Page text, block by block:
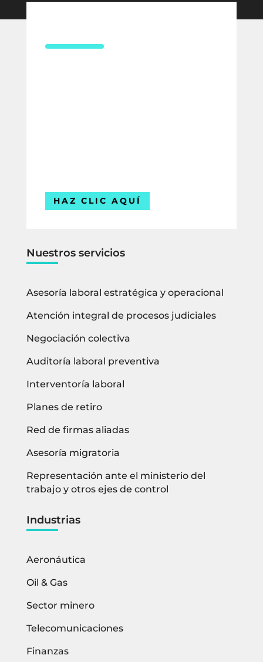
HAZ CLIC AQUÍ
Nuestros servicios
Asesoría laboral estratégica y operacional
Atención integral de procesos judiciales
Negociación colectiva
Auditoría laboral preventiva
Interventoría laboral
Planes de retiro
Red de firmas aliadas
Asesoría migratoria
Representación ante el ministerio del
trabajo y otros ejes de control
Industrias
Aeronáutica
Oil & Gas
Sector minero
Telecomunicaciones
Finanzas